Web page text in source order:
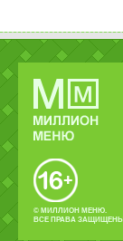
© МИЛЛИОН МЕНЮ.
ВСЕ ПРАВА